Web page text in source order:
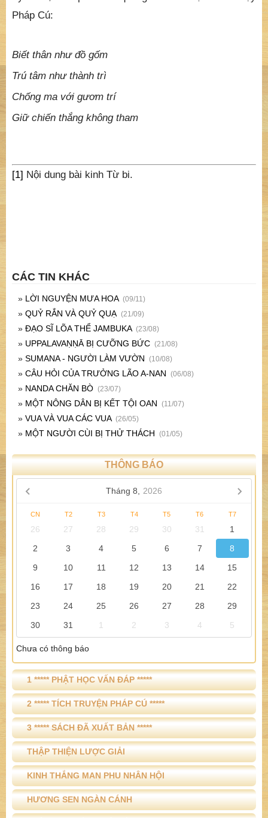
Pháp Cú:
Biết thân như đồ gốm
Trú tâm như thành trì
Chống ma với gươm trí
Giữ chiến thắng không tham
[1] Nội dung bài kinh Từ bi.
CÁC TIN KHÁC
» LỜI NGUYỆN MƯA HOA (09/11)
» QUỶ RẮN VÀ QUỶ QUẠ (21/09)
» ĐẠO SĨ LÕA THỂ JAMBUKA (23/08)
» UPPALAVAṆṆĀ BỊ CƯỠNG BỨC (21/08)
» SUMANA - NGƯỜI LÀM VƯỜN (10/08)
» CÂU HỎI CỦA TRƯỞNG LÃO A-NAN (06/08)
» NANDA CHĂN BÒ (23/07)
» MỘT NÔNG DÂN BỊ KẾT TỘI OAN (11/07)
» VUA VÀ VUA CÁC VUA (26/05)
» MỘT NGƯỜI CÙI BỊ THỬ THÁCH (01/05)
THÔNG BÁO
Tháng 8, 2026
CN T2 T3 T4 T5 T6 T7
26 27 28 29 30 31
1
2
3 4 5 6 7
8
9
10 11 12 13 14
15
16
17 18 19 20 21
22
23
24 25 26 27 28
29
30
31 1 2 3 4 5
Chưa có thông báo
1 ***** PHẬT HỌC VẤN ĐÁP *****
2 ***** TÍCH TRUYỆN PHÁP CÚ *****
3 ***** SÁCH ĐÃ XUẤT BẢN *****
THẬP THIỆN LƯỢC GIẢI
KINH THẮNG MAN PHU NHÂN HỘI
HƯƠNG SEN NGÀN CÁNH